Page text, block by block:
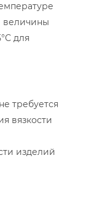
величины
для
требуется
вязкости
изделий